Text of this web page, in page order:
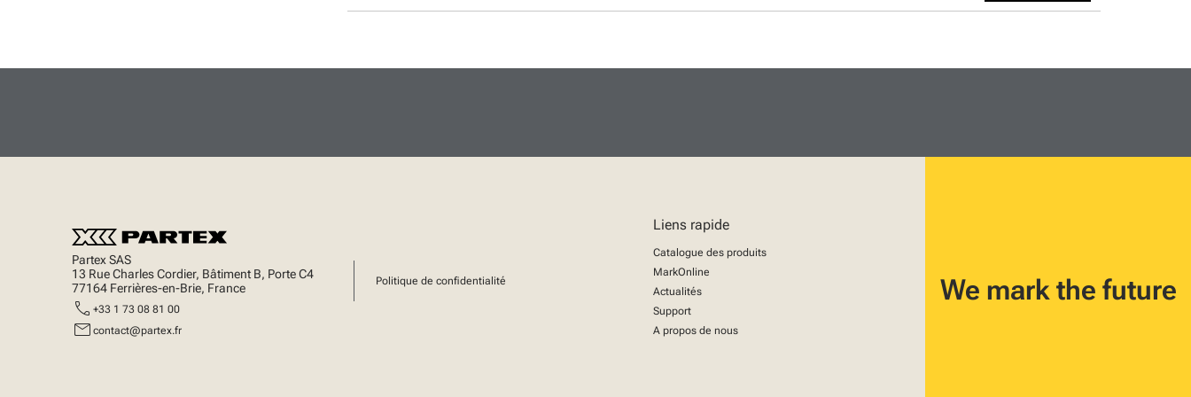
Partex SAS
13 Rue Charles Cordier, Bâtiment B, Porte C4
77164 Ferrières-en-Brie, France
call +33 1 73 08 81 00
mail contact@partex.fr
Politique de confidentialité
Liens rapide
Catalogue des produits
MarkOnline
Actualités
Support
A propos de nous
We mark the future